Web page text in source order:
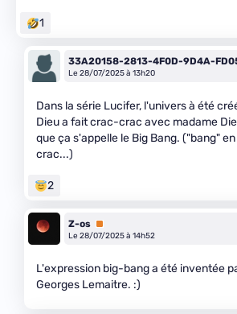
1
33A20158-2813-4F0D-9D4A-
Le 28/07/2025 à 13h20
Dans la série Lucifer, l'univers à été
Dieu a fait crac-crac avec madame
que ça s'appelle le Big Bang. ("bang"
crac...)
2
Z-os Premium
Le 28/07/2025 à 14h52
L'expression big-bang a été inventée
Georges Lemaitre. :)